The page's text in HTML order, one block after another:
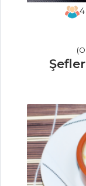
Kestaneli
İmam
Bezelye
Sebze
Tüm
4